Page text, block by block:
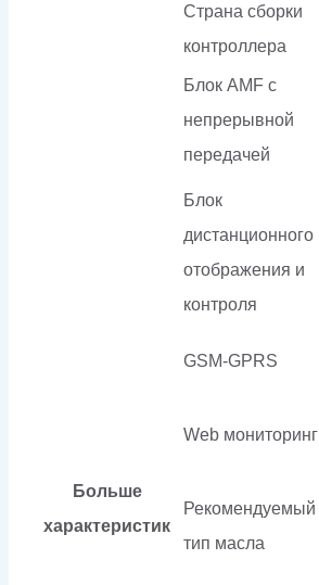
Страна сборки
контроллера
Блок AMF с
непрерывной
передачей
Больше
характеристик
Блок
дистанционного
отображения и
контроля
GSM-GPRS
Web мониторинг
Рекомендуемый
тип масла